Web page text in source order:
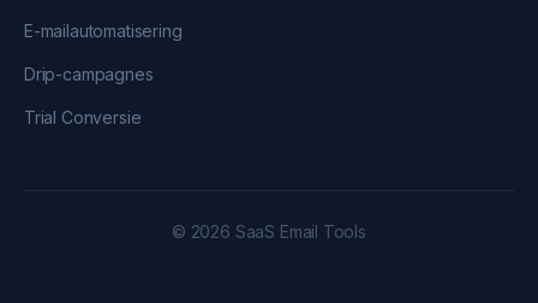
E-mailautomatisering
Drip-campagnes
Trial Conversie
© 2026 SaaS Email Tools